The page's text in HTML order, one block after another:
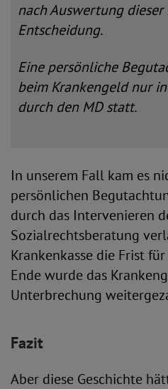
nach Auswertung
Entscheidung.
Eine persönliche
beim Krankengeld nur
durch den MD statt.
In unserem Fall kam es
persönlichen
durch das Intervenieren
Sozialrechtsberatung
Krankenkasse die Frist
Ende wurde das
Unterbrechung
Fazit
Aber diese Geschichte